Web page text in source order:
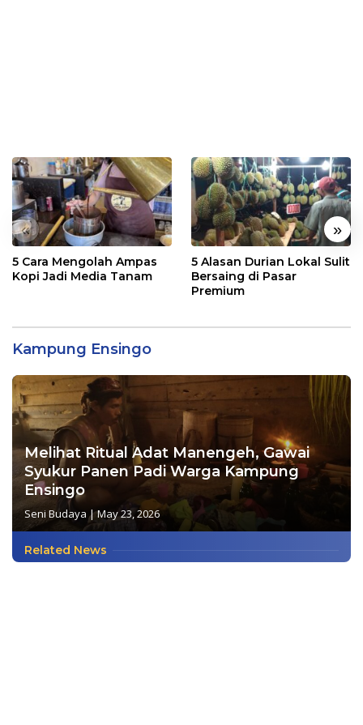
« »
5 Cara Mengolah Ampas
Kopi Jadi Media Tanam
5 Alasan Durian Lokal Sulit
Bersaing di Pasar
Premium
Kampung Ensingo
Melihat Ritual Adat Manengeh, Gawai
Syukur Panen Padi Warga Kampung
Ensingo
Seni Budaya |May 23, 2026
Related News